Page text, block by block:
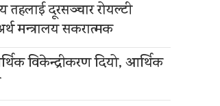
तहलाई दूरसञ्चार रोयल्टी
मन्त्रालय सकरात्मक
विकेन्द्रीकरण दियो, आर्थिक